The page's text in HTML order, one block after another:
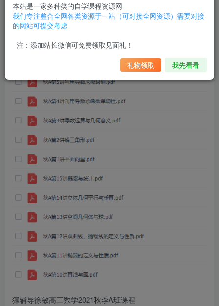
猿辅导徐敏高三数学2021秋季A班课程
猿辅导徐敏高三数学2021秋季A班课程
本站是一家多种类的自学课程资源网
我们专注整合全网各类资源于一站（可对接全网资源）需要对接
的网站可提交考虑
注：添加站长微信可免费领取见面礼！
礼物领取 我先看看